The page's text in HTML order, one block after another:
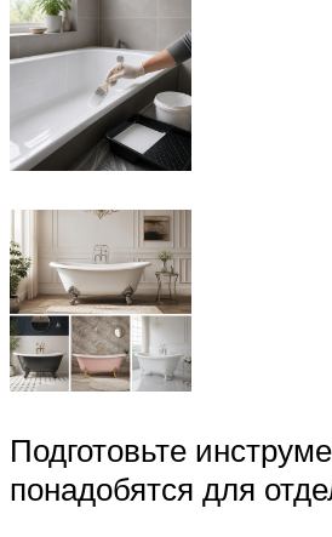
Подготовьте
понадобятся для